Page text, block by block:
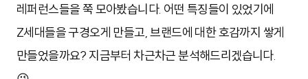
레퍼런스들을 쭉 모아봤습니다. 어떤 특징들이 있었기에
Z세대들을 구경오게 만들고, 브랜드에 대한 호감까지 쌓게
만들었을까요? 지금부터 차근차근 분석해드리겠습니다.